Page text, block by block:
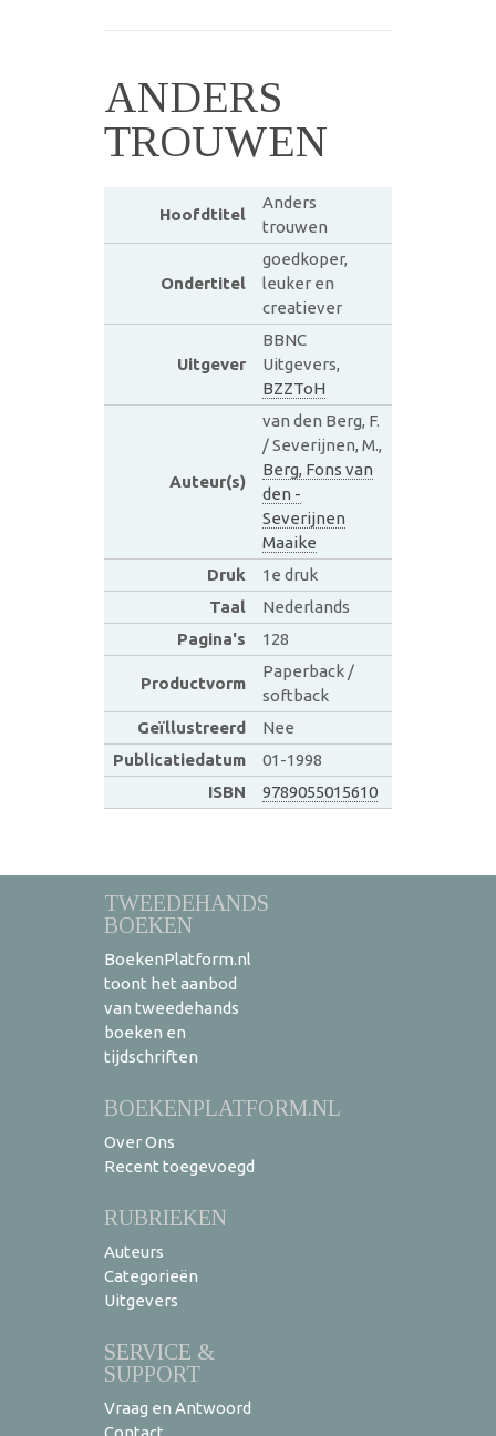
ANDERS
TROUWEN
Hoofdtitel
Anders
trouwen
Ondertitel
goedkoper,
leuker en
creatiever
Uitgever
BBNC
Uitgevers,
BZZToH
Auteur(s)
van den Berg, F.
/ Severijnen, M.,
Berg, Fons van
den -
Severijnen
Maaike
Druk
1e druk
Taal
Nederlands
Pagina's
128
Productvorm
Paperback /
softback
Geïllustreerd
Nee
Publicatiedatum
01-1998
ISBN
9789055015610
TWEEDEHANDS
BOEKEN
BoekenPlatform.nl
toont het aanbod
van tweedehands
boeken en
tijdschriften
BOEKENPLATFORM.NL
Over Ons
Recent toegevoegd
RUBRIEKEN
Auteurs
Categorieën
Uitgevers
SERVICE &
SUPPORT
Vraag en Antwoord
Contact